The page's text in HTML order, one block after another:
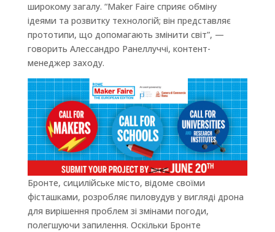
широкому загалу. “Maker Faire сприяє обміну
ідеями та розвитку технологій; він представляє
прототипи, що допомагають змінити світ”, —
говорить Алессандро Ранеллуччі, контент-
менеджер заходу.
Бронте, сицилійське місто, відоме своїми
фісташками, розробляє пиловудув у вигляді дрона
для вирішення проблем зі змінами погоди,
полегшуючи запилення. Оскільки Бронте